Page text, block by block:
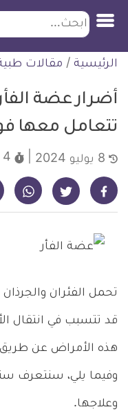
التخطي
للمحتوى
ابحث
الرئيسية / مقالات
أضرار عضة
تتعامل معها
4 دقائق
شارك على فيسبوك - ديلي ميديكال انفو شارك على تويتر - ديلي ميديكال انفو شارك على واتساب - ديلي
تحمل الفئران
قد تتسبب في انتقال
هذه الأمراض عن طريق
وفيما يلي، سنتعرف
وعلاجها.